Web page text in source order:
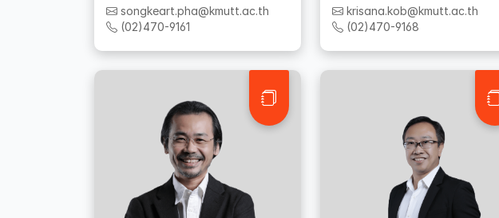
songkeart.pha@kmutt.ac.th
(02)470-9161
krisana.kob@kmutt.ac.th
(02)470-9168